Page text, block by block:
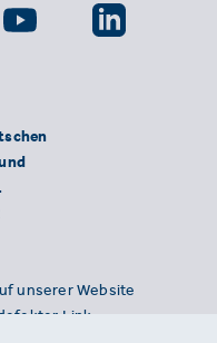
unserer Website
Link